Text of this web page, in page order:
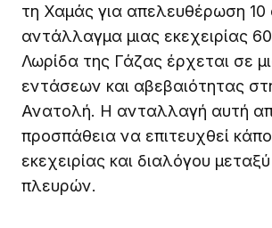
τη Χαμάς για απελευθέρωση
αντάλλαγμα μιας εκεχειρίας
Λωρίδα της Γάζας έρχεται σε
εντάσεων και αβεβαιότητας
Ανατολή. Η ανταλλαγή αυτή
προσπάθεια να επιτευχθεί
εκεχειρίας και διαλόγου
πλευρών.